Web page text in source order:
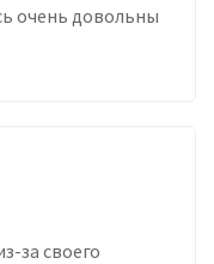
очень довольны
за своего